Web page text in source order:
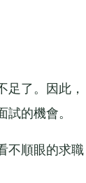
了。因此，
的機會。
不順眼的求職